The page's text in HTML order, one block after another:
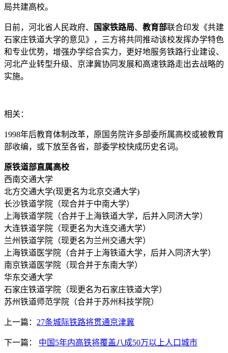
局共建高校。
日前，河北省人民政府、 国家铁路局、 教育部联合印发《共建
石家庄铁道大学的意见》，三方将共同推动该校发挥办学特色
和专业优势，增强办学综合实力，更好地服务铁路行业建设、
河北产业转型升级、京津冀协同发展和高速铁路走出去战略的
实施。
相关：
1998年后教育体制改革，原国务院许多部委所属高校或被教育
部收编，或下放至各省，部委学校快成历史名词。
原铁道部直属高校
西南交通大学
北方交通大学(现更名为北京交通大学)
长沙铁道学院（现合并于中南大学）
上海铁道学院（合并于上海铁道大学，后并入同济大学）
大连铁道学院（现更名为大连交通大学）
兰州铁道学院（现更名为兰州交通大学）
上海铁道医学院（合并于上海铁道大学，后并入同济大学）
南京铁道医学院（现合并于东南大学）
华东交通大学
石家庄铁道学院（现更名为石家庄铁道大学）
苏州铁道师范学院（合并于苏州科技学院）
上一篇： 27条城际铁路将贯通京津冀
下一篇： 中国5年内高铁将覆盖八成50万以上人口城市